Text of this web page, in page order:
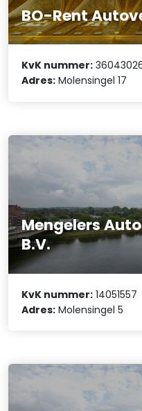
BO-Rent
KvK nummer:
Adres: Molensingel 17
Mengelers
B.V.
KvK nummer: 14051557
Adres: Molensingel 5